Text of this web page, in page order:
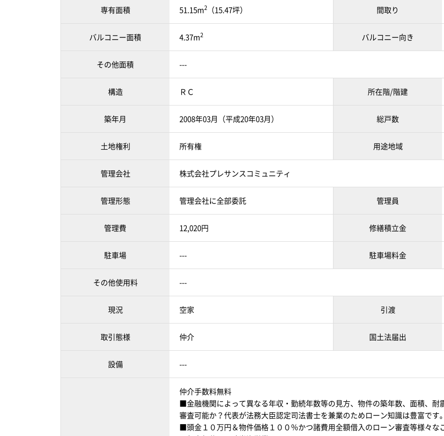
専有面積 51.15m2 （15.47坪） 間取り
バルコニー面積 4.37m2 バルコニー向き
その他面積 ---
構造 ＲＣ 所在階/階建
築年月 2008年03月（平成20年03月） 総戸数
土地権利 所有権 用途地域
管理会社 株式会社プレサンスコミュニティ
管理形態 管理会社に全部委託 管理員
管理費 12,020円 修繕積立金
駐車場 --- 駐車場料金
その他使用料 ---
現況 空家 引渡
取引態様 仲介 国土法届出
設備 ---
仲介手数料無料
■金融機関によって異なる年収・勤続年数等の見方、物件の築年数、面積、耐
審査可能か？代表が法務大臣認定司法書士を兼業のためローン知識は豊富です
■頭金１０万円＆物件価格１００％かつ諸費用全額借入のローン審査等様々な